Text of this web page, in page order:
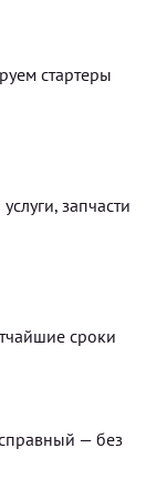
стартеры
запчасти
сроки
— без